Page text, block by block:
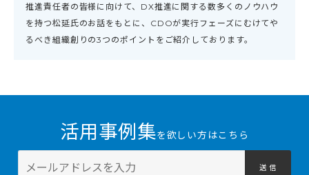
推進責任者の皆様に向けて、DX推進に関する数多くのノウハウ
を持つ松延氏のお話をもとに、CDOが実行フェーズにむけてや
るべき組織創りの3つのポイントをご紹介しております。
活用事例集を欲しい方はこちら
送 信